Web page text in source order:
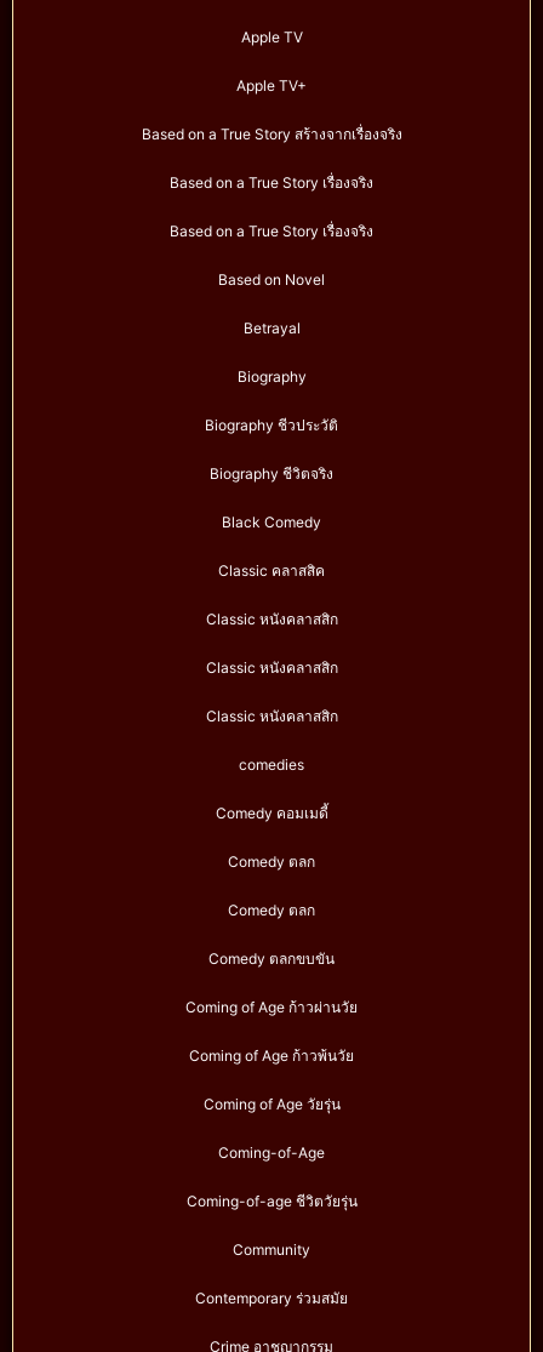
Apple TV
Apple TV+
Based on a True Story สร้างจากเรื่องจริง
Based on a True Story เรื่องจริง
Based on a True Story เรื่องจริง
Based on Novel
Betrayal
Biography
Biography ชีวประวัติ
Biography ชีวิตจริง
Black Comedy
Classic คลาสสิค
Classic หนังคลาสสิก
Classic หนังคลาสสิก
Classic หนังคลาสสิก
comedies
Comedy คอมเมดี้
Comedy ตลก
Comedy ตลก
Comedy ตลกขบขัน
Coming of Age ก้าวผ่านวัย
Coming of Age ก้าวพ้นวัย
Coming of Age วัยรุ่น
Coming-of-Age
Coming-of-age ชีวิตวัยรุ่น
Community
Contemporary ร่วมสมัย
Crime อาชญากรรม